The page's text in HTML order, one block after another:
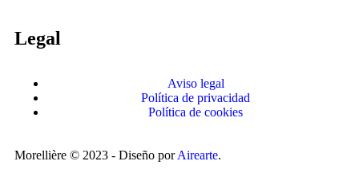
Legal
Aviso legal
Política de privacidad
Política de cookies
Morellière © 2023 - Diseño porAirearte.